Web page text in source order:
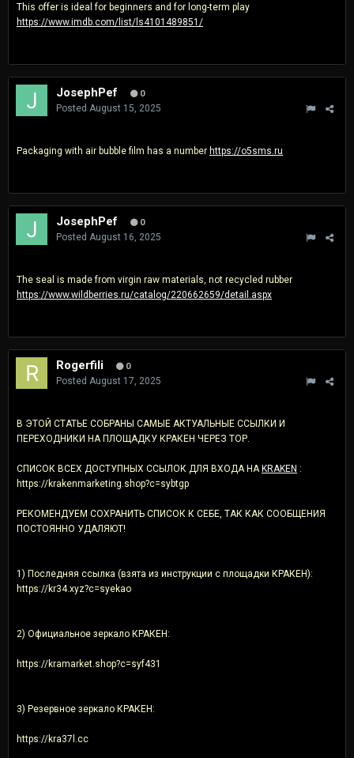
This offer is ideal for beginners and for long-term play
https://www.imdb.com/list/ls4101489851/
JosephPef 0
Posted August 15, 2025
Packaging with air bubble film has a number https://o5sms.ru
JosephPef 0
Posted August 16, 2025
The seal is made from virgin raw materials, not recycled rubber
https://www.wildberries.ru/catalog/220662659/detail.aspx
Rogerfili 0
Posted August 17, 2025
В ЭТОЙ СТАТЬЕ СОБРАНЫ САМЫЕ АКТУАЛЬНЫЕ ССЫЛКИ И
ПЕРЕХОДНИКИ НА ПЛОЩАДКУ КРАКЕН ЧЕРЕЗ ТОР.
СПИСОК ВСЕХ ДОСТУПНЫХ ССЫЛОК ДЛЯ ВХОДА НА KRAKЕN :
https://krakenmarketing.shop?c=sybtgp
РЕКОМЕНДУЕМ СОХРАНИТЬ СПИСОК К СЕБЕ, ТАК КАК СООБЩЕНИЯ
ПОСТОЯННО УДАЛЯЮТ!
1) Последняя ссылка (взята из инструкции с площадки КРАКEН):
https://kr34.xyz?c=syekao
2) Официальное зеркалo КРАКЕH:
https://kramarket.shop?c=syf431
3) Резервное зеркалo КРАКЕH:
https://kra37l.cc